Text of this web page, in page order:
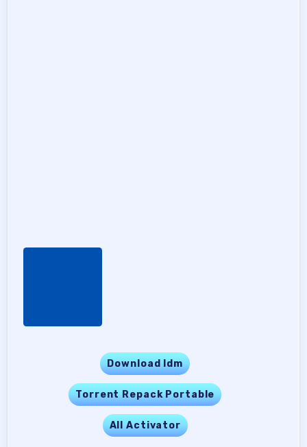
Download Idm
Torrent Repack Portable
All Activator